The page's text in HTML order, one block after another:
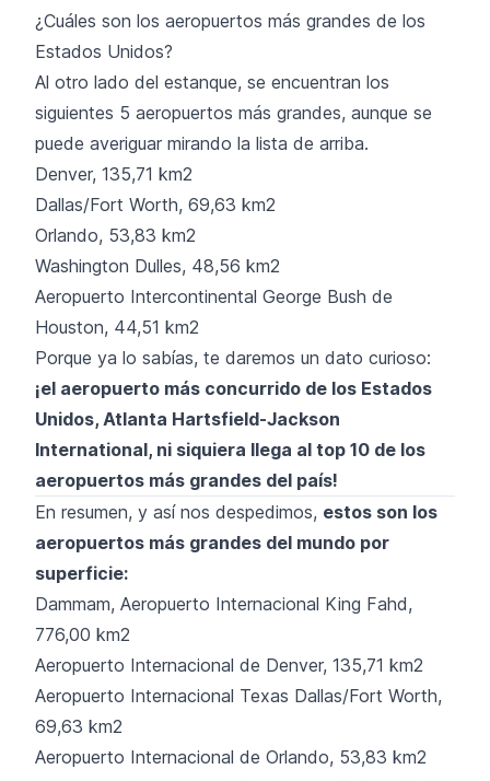
¿Cuáles son los aeropuertos más grandes de los
Estados Unidos?
Al otro lado del estanque, se encuentran los
siguientes 5 aeropuertos más grandes, aunque se
puede averiguar mirando la lista de arriba.
Denver, 135,71 km2
Dallas/Fort Worth, 69,63 km2
Orlando, 53,83 km2
Washington Dulles, 48,56 km2
Aeropuerto Intercontinental George Bush de
Houston, 44,51 km2
Porque ya lo sabías, te daremos un dato curioso:
¡el aeropuerto más concurrido de los Estados
Unidos, Atlanta Hartsfield-Jackson
International, ni siquiera llega al top 10 de los
aeropuertos más grandes del país!
En resumen, y así nos despedimos, estos son los
aeropuertos más grandes del mundo por
superficie:
Dammam, Aeropuerto Internacional King Fahd,
776,00 km2
Aeropuerto Internacional de Denver, 135,71 km2
Aeropuerto Internacional Texas Dallas/Fort Worth,
69,63 km2
Aeropuerto Internacional de Orlando, 53,83 km2